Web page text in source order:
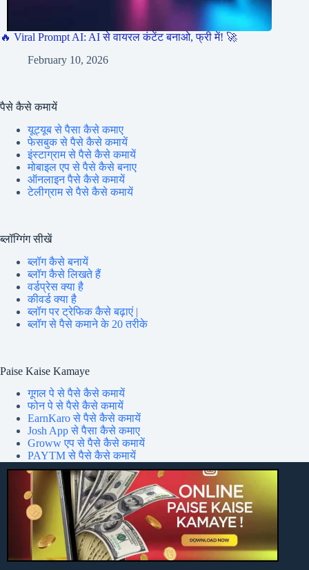
🔥 Viral Prompt AI: AI से वायरल कंटेंट बनाओ, फ्री में! 🚀
February 10, 2026
पैसे कैसे कमायें
यूट्यूब से पैसा कैसे कमाए
फेसबुक से पैसे कैसे कमायें
इंस्टाग्राम से पैसे कैसे कमायें
मोबाइल एप से पैसे कैसे बनाए
ऑनलाइन पैसे कैसे कमायें
टेलीग्राम से पैसे कैसे कमायें
ब्लॉग्गिंग सीखें
ब्लॉग कैसे बनायें
ब्लॉग कैसे लिखते हैं
वर्डप्रेस क्या है
कीवर्ड क्या है
ब्लॉग पर ट्रेफिक कैसे बढ़ाएं |
ब्लॉग से पैसे कमाने के 20 तरीके
Paise Kaise Kamaye
गूगल पे से पैसे कैसे कमायें
फोन पे से पैसे कैसे कमायें
EarnKaro से पैसे कैसे कमायें
Josh App से पैसा कैसे कमाए
Groww एप से पैसे कैसे कमायें
PAYTM से पैसे कैसे कमायें